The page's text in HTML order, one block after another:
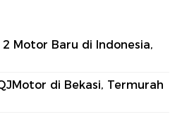
2 Motor Baru di Indonesia,
di Bekasi, Termurah